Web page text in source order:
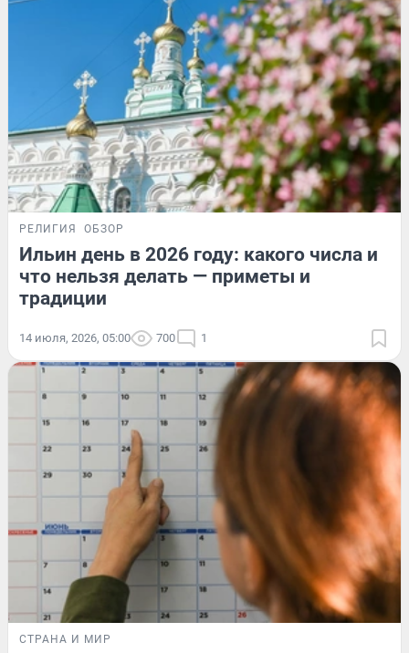
РЕЛИГИЯ ОБЗОР
Ильин день в 2026 году: какого числа и
что нельзя делать — приметы и
традиции
14 июля, 2026, 05:00 700 1
СТРАНА И МИР